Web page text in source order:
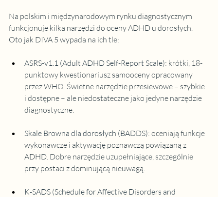
Na polskim i międzynarodowym rynku diagnostycznym
funkcjonuje kilka narzędzi do oceny ADHD u dorosłych.
Oto jak DIVA 5 wypada na ich tle:
ASRS-v1.1 (Adult ADHD Self-Report Scale): krótki, 18-
punktowy kwestionariusz samooceny opracowany
przez WHO. Świetne narzędzie przesiewowe – szybkie
i dostępne – ale niedostateczne jako jedyne narzędzie
diagnostyczne.
Skale Browna dla dorosłych (BADDS): oceniają funkcje
wykonawcze i aktywację poznawczą powiązaną z
ADHD. Dobre narzędzie uzupełniające, szczególnie
przy postaci z dominującą nieuwagą.
K-SADS (Schedule for Affective Disorders and